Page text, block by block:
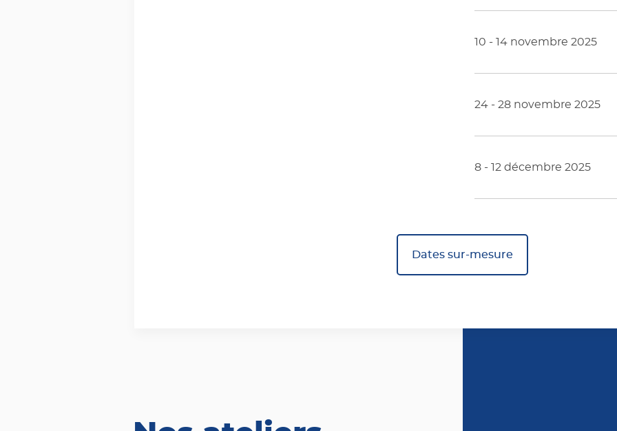
10 - 14 novembre 2025
24 - 28 novembre 2025
8 - 12 décembre 2025
Dates sur-mesure